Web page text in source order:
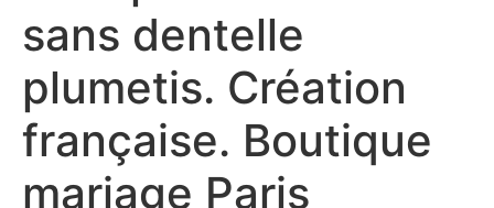
sans dentelle
plumetis. Création
française. Boutique
mariage Paris